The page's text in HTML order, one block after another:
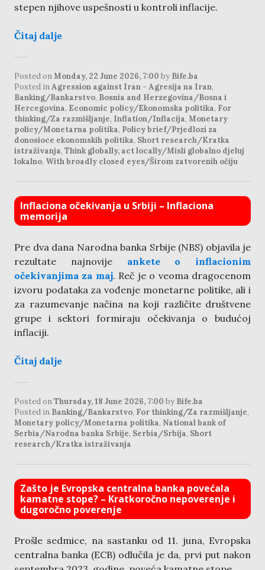
stepen njihove uspešnosti u kontroli inflacije.
Čitaj dalje
Posted on Monday, 22 June 2026, 7:00 by Bife.ba
Posted inAgression against Iran - Agresija na Iran,
Banking/Bankarstvo, Bosnia and Herzegovina/Bosna i
Hercegovina, Economic policy/Ekonomska politika, For
thinking/Za razmišljanje, Inflation/Inflacija, Monetary
policy/Monetarna politika, Policy brief/Prjedlozi za
donosioce ekonomskih politika, Short research/Kratka
istraživanja, Think globally, act locally/Misli globalno djeluj
lokalno, With broadly closed eyes/Širom zatvorenih očiju
Inflaciona očekivanja u Srbiji – Inflaciona
memorija
Pre dva dana Narodna banka Srbije (NBS) objavila je
rezultate najnovije ankete o inflacionim
očekivanjima za maj. Reč je o veoma dragocenom
izvoru podataka za vođenje monetarne politike, ali i
za razumevanje načina na koji različite društvene
grupe i sektori formiraju očekivanja o budućoj
inflaciji.
Čitaj dalje
Posted onThursday, 18 June 2026, 7:00 by Bife.ba
Posted in Banking/Bankarstvo, For thinking/Za razmišljanje,
Monetary policy/Monetarna politika, National bank of
Serbia/Narodna banka Srbije, Serbia/Srbija, Short
research/Kratka istraživanja
Zašto je Evropska centralna banka povećala
kamatne stope? – Kratkoročno nepoverenje i
dugoročno poverenje
Prošle sedmice, na sastanku od 11. juna, Evropska
centralna banka (ECB) odlučila je da, prvi put nakon